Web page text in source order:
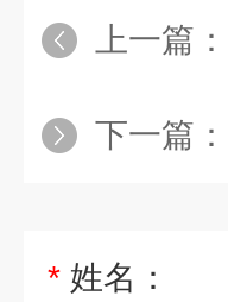
上一篇：
下一篇：
* 姓名：